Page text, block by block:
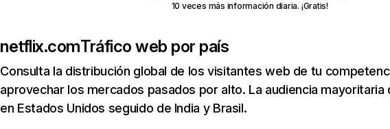
10 veces más información diaria. ¡Gratis!
netflix.comTráfico web por país
Consulta la distribución global de los visitantes web de tu
aprovechar los mercados pasados por alto. La audiencia
en Estados Unidos seguido de India y Brasil.